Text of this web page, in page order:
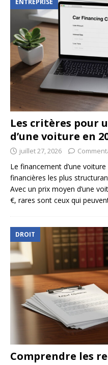
ENTREPRISE
Les critères pour
d’une voiture en
juillet 27, 2026
Le financement d’une
financières les plus
Avec un prix moyen d’une
€, rares sont ceux qui
DROIT
Comprendre les